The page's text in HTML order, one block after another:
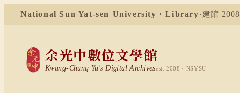
National Sun Yat-sen University · Library ·建館 2008
余光中數位文學館
Kwang-Chung Yu's Digital Archivesest. 2008 · NSYSU